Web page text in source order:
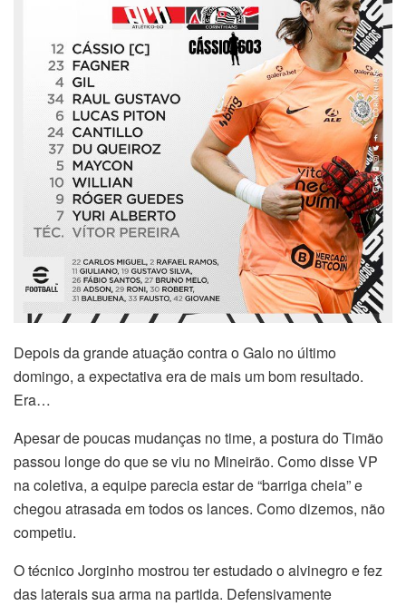
Depois da grande atuação contra o Galo no último
domingo, a expectativa era de mais um bom resultado.
Era…
Apesar de poucas mudanças no time, a postura do Timão
passou longe do que se viu no Mineirão. Como disse VP
na coletiva, a equipe parecia estar de “barriga cheia” e
chegou atrasada em todos os lances. Como dizemos, não
competiu.
O técnico Jorginho mostrou ter estudado o alvinegro e fez
das laterais sua arma na partida. Defensivamente